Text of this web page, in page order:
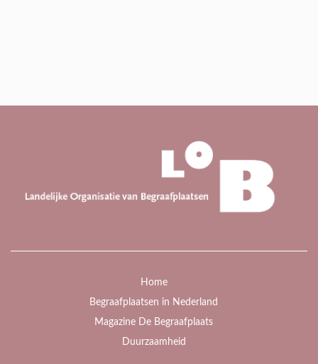
Home
Begraafplaatsen in Nederland
Magazine De Begraafplaats
Duurzaamheid